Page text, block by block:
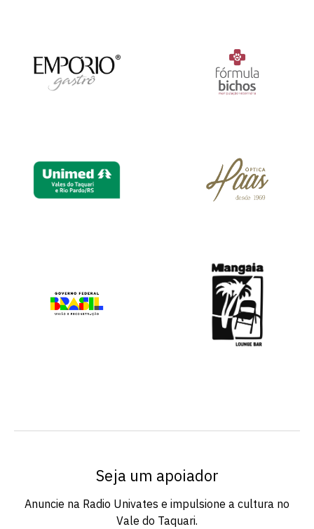
Seja um apoiador
Anuncie na Radio Univates e impulsione a cultura no
Vale do Taquari.